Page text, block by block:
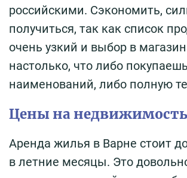
российскими. Сэкономить,
получиться, так как список
очень узкий и выбор в
настолько, что либо
наименований, либо полную
Цены на недвижимость
Аренда жилья в Варне стоит
в летние месяцы. Это